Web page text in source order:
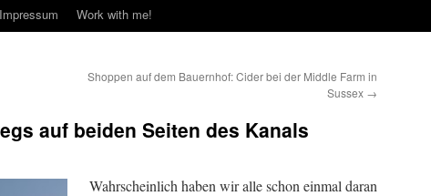
Impressum Work with me!
Shoppen auf dem Bauernhof: Cider bei der Middle Farm in
Sussex →
auf beiden Seiten des Kanals
Wahrscheinlich haben wir alle schon einmal daran